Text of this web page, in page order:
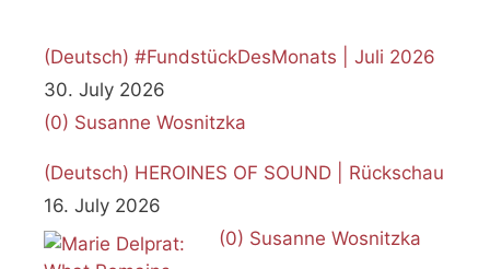
(Deutsch) #FundstückDesMonats | Juli 2026
30. July 2026
(0) Susanne Wosnitzka
(Deutsch) HEROINES OF SOUND | Rückschau
16. July 2026
(0) Susanne Wosnitzka